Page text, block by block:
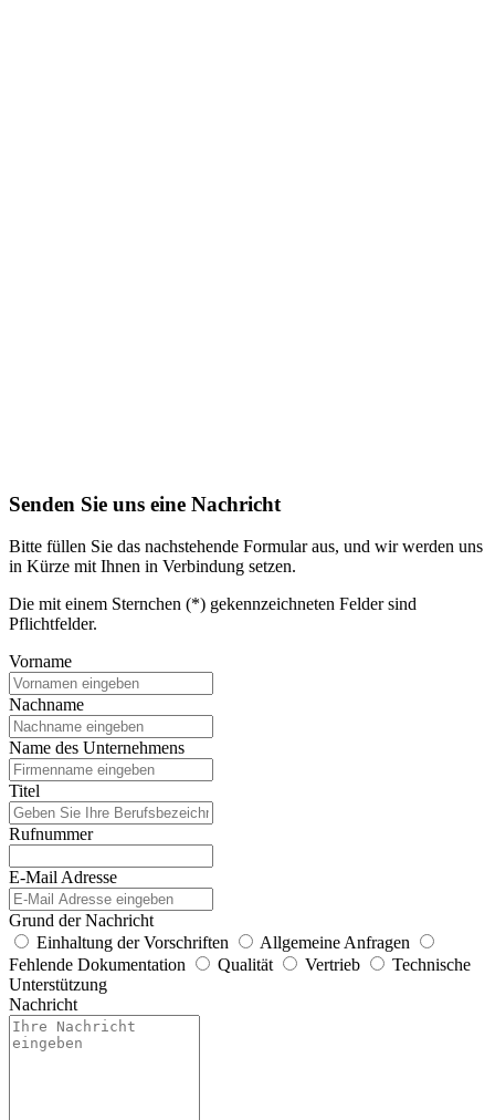
Senden Sie uns eine Nachricht
Bitte füllen Sie das nachstehende Formular aus, und wir werden uns
in Kürze mit Ihnen in Verbindung setzen.
Die mit einem Sternchen (*) gekennzeichneten Felder sind
Pflichtfelder.
Vorname
Nachname
Name des Unternehmens
Titel
Rufnummer
E-Mail Adresse
Grund der Nachricht
Einhaltung der Vorschriften
Allgemeine Anfragen
Fehlende Dokumentation
Qualität Vertrieb
Technische
Unterstützung
Nachricht